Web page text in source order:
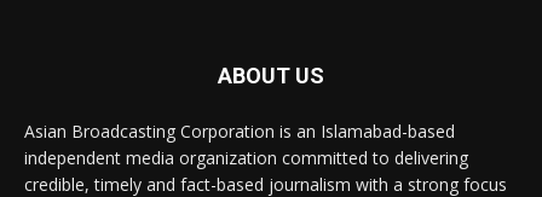
ABOUT US
Asian Broadcasting Corporation is an Islamabad-based
independent media organization committed to delivering
credible, timely and fact-based journalism with a strong focus